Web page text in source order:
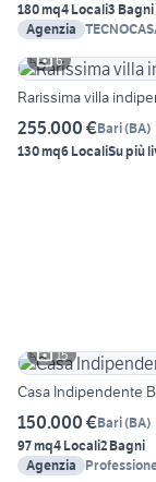
180 mq4 Locali3 Bagni
Agenzia
6
Rarissima villa
255.000 €Bari(BA)
130 mq6 LocaliSu più
15
Casa Indipendente
150.000 €Bari(BA)
97 mq4 Locali2 Bagni
Agenzia